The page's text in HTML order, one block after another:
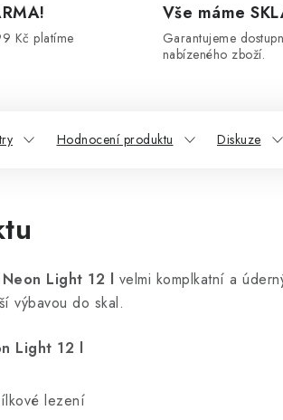
Kč platíme
Vše máme
Garantujeme
nabízeného zboží.
Hodnocení produktu Diskuze
Light 12 l velmi komplkatní a
výbavou do skal.
Light 12 l
lezení